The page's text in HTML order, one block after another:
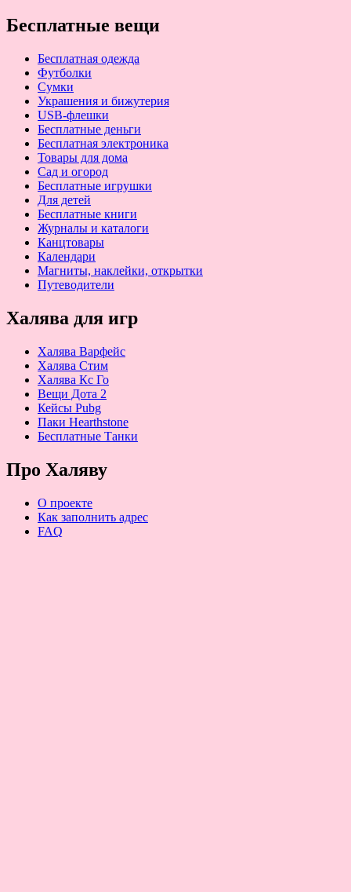
Бесплатные вещи
Бесплатная одежда
Футболки
Сумки
Украшения и бижутерия
USB-флешки
Бесплатные деньги
Бесплатная электроника
Товары для дома
Сад и огород
Бесплатные игрушки
Для детей
Бесплатные книги
Журналы и каталоги
Канцтовары
Календари
Магниты, наклейки, открытки
Путеводители
Халява для игр
Халява Варфейс
Халява Стим
Халява Кс Го
Вещи Дота 2
Кейсы Pubg
Паки Hearthstone
Бесплатные Танки
Про Халяву
О проекте
Как заполнить адрес
FAQ